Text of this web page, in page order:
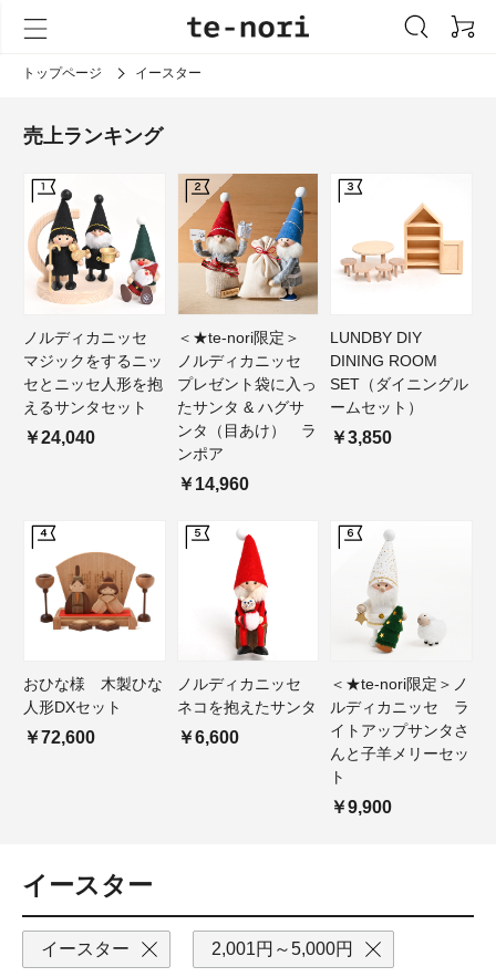
トップページ イースター
売上ランキング
ノルディカニッセ
マジックをするニッ
セとニッセ人形を抱
えるサンタセット
￥24,040
＜★te-nori限定＞
ノルディカニッセ
プレゼント袋に入っ
たサンタ & ハグサ
ンタ（目あけ） ラ
ンポア
￥14,960
LUNDBY DIY
DINING ROOM
SET（ダイニングル
ームセット）
￥3,850
おひな様 木製ひな
人形DXセット
￥72,600
ノルディカニッセ
ネコを抱えたサンタ
￥6,600
＜★te-nori限定＞ノ
ルディカニッセ ラ
イトアップサンタさ
んと子羊メリーセッ
ト
￥9,900
イースター
イースター 2,001円～5,000円